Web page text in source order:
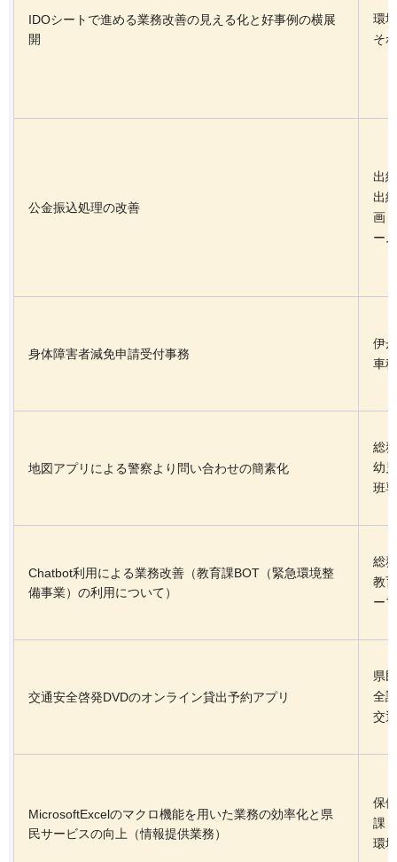
IDOシートで進める業務改善の見える化と好事例の横展
開
環
そ
公金振込処理の改善
出
出
画
ーム
身体障害者減免申請受付事務
伊
車
地図アプリによる警察より問い合わせの簡素化
総
幼
班
Chatbot利用による業務改善（教育課BOT（緊急環境整
備事業）の利用について）
総
教
ープ
交通安全啓発DVDのオンライン貸出予約アプリ
県
全課
交
MicrosoftExcelのマクロ機能を用いた業務の効率化と県
民サービスの向上（情報提供業務）
保
課
環